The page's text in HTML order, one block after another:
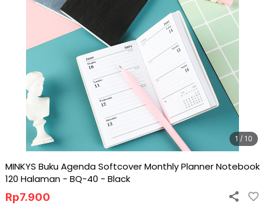
1 / 10
MINKYS Buku Agenda Softcover Monthly Planner Notebook
120 Halaman - BQ-40 - Black
Rp7.900